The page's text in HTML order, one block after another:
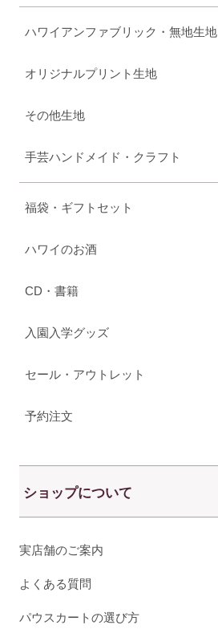
ハワイアンファブリック・無地生地
オリジナルプリント生地
その他生地
手芸ハンドメイド・クラフト
福袋・ギフトセット
ハワイのお酒
CD・書籍
入園入学グッズ
セール・アウトレット
予約注文
ショップについて
実店舗のご案内
よくある質問
パウスカートの選び方